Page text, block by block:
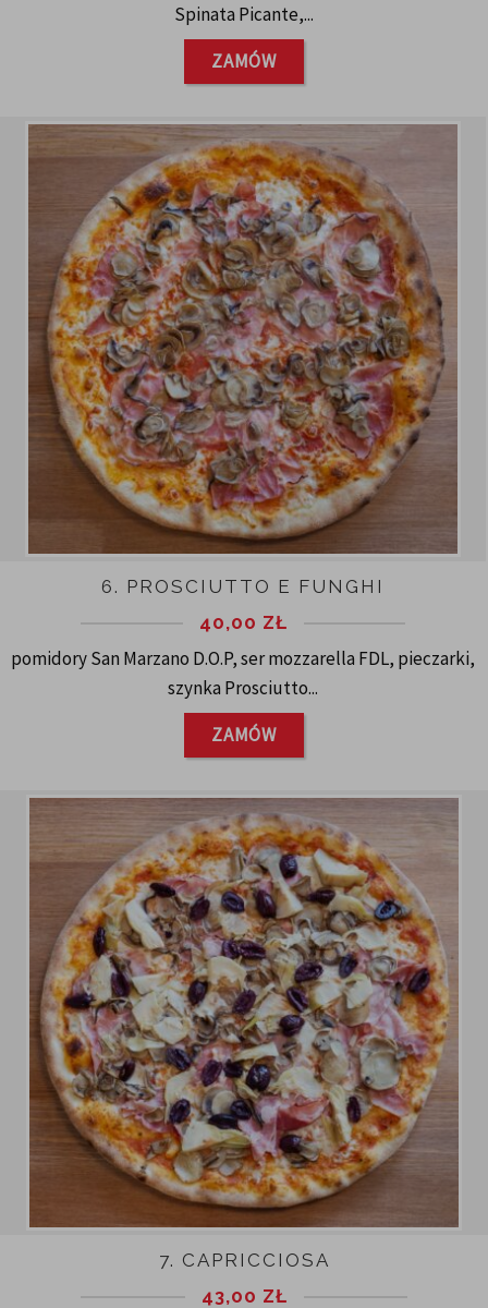
Spinata Picante,...
ZAMÓW
6. PROSCIUTTO E FUNGHI
40,00 ZŁ
pomidory San Marzano D.O.P, ser mozzarella FDL, pieczarki,
szynka Prosciutto...
ZAMÓW
7. CAPRICCIOSA
43,00 ZŁ